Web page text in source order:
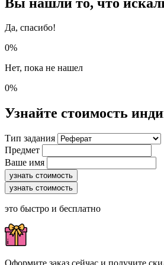
Да, спасибо!
0%
Нет, пока не нашел
0%
Узнайте стоимость
Тип задания
Предмет
Ваше имя
узнать стоимость
узнать стоимость
это быстро и бесплатно